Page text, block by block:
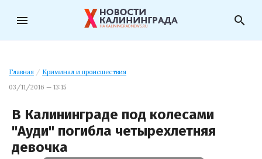
menu search
Главная / Криминал и происшествия
03/11/2016 — 13:15
В Калининграде под колесами
"Ауди" погибла четырехлетняя
девочка